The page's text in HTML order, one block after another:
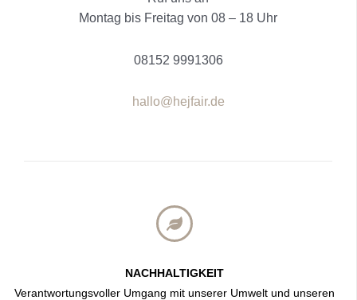
NACHHALTIGKEIT
Verantwortungsvoller Umgang mit unserer Umwelt und unseren
Montag bis Freitag von 08 – 18 Uhr
08152 9991306
hallo@hejfair.de